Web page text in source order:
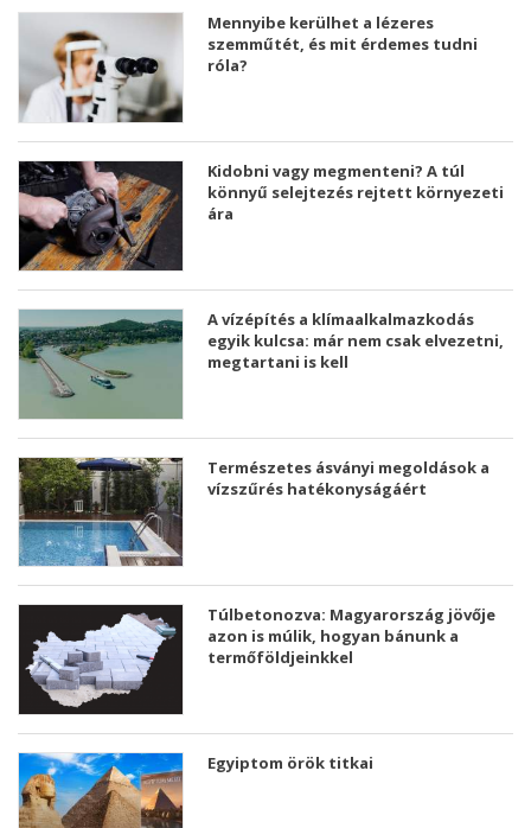
Mennyibe kerülhet a lézeres
szemműtét, és mit érdemes tudni
róla?
Kidobni vagy megmenteni? A túl
könnyű selejtezés rejtett környezeti
ára
A vízépítés a klímaalkalmazkodás
egyik kulcsa: már nem csak elvezetni,
megtartani is kell
Természetes ásványi megoldások a
vízszűrés hatékonyságáért
Túlbetonozva: Magyarország jövője
azon is múlik, hogyan bánunk a
termőföldjeinkkel
Egyiptom örök titkai